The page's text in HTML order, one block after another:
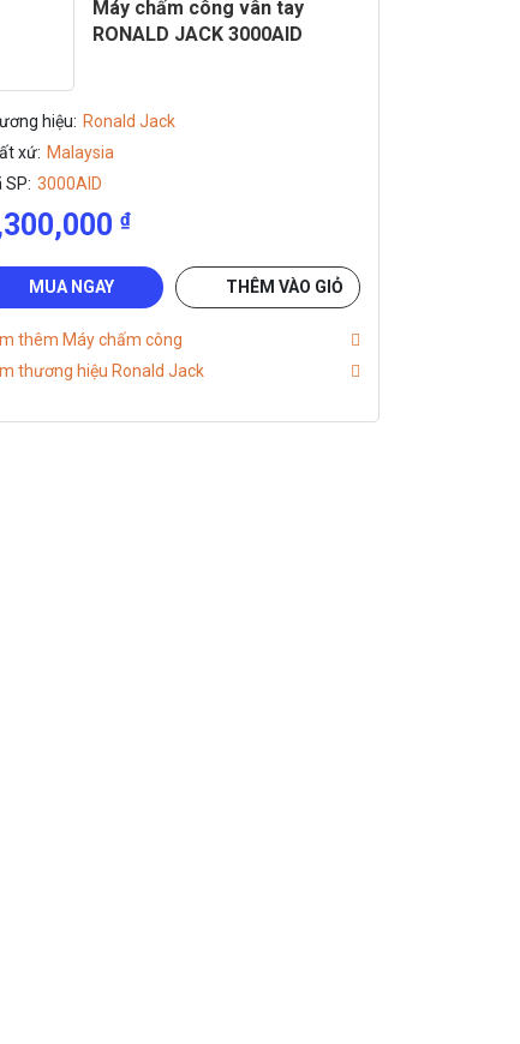
Máy chấm công vân tay
RONALD JACK 3000AID
hiệu: Ronald Jack
xứ: Malaysia
SP: 3000AID
₫
MUA NGAY THÊM VÀO GIỎ
thêm Máy chấm công
thương hiệu Ronald Jack